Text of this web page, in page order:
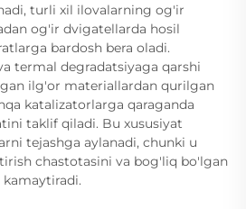
turli xil ilovalarning og'ir
og'ir dvigatellarda hosil
bardosh bera oladi.
termal degradatsiyaga qarshi
ilg'or materiallardan qurilgan
katalizatorlarga qaraganda
taklif qiladi. Bu xususiyat
tejashga aylanadi, chunki u
chastotasini va bog'liq bo'lgan